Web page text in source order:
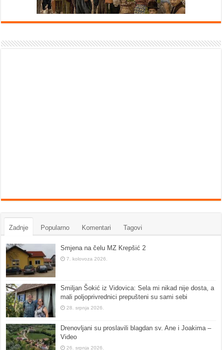
Zadnje Popularno Komentari Tagovi
Smjena na čelu MZ Krepšić 2
7. kolovoza 2026.
Smiljan Šokić iz Vidovica: Sela mi nikad nije dosta, a
mali poljoprivrednici prepušteni su sami sebi
28. srpnja 2026.
Drenovljani su proslavili blagdan sv. Ane i Joakima –
Video
26. srpnja 2026.